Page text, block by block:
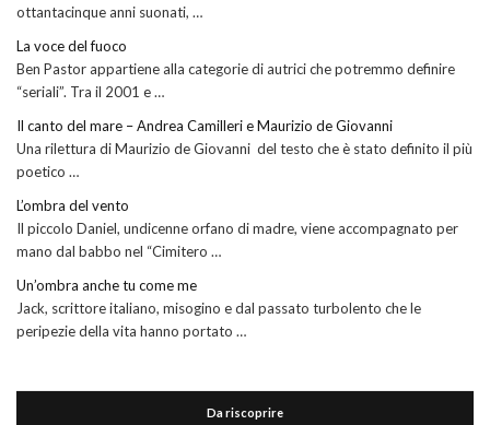
ottantacinque anni suonati, …
La voce del fuoco
Ben Pastor appartiene alla categorie di autrici che potremmo definire
“seriali”. Tra il 2001 e …
Il canto del mare – Andrea Camilleri e Maurizio de Giovanni
Una rilettura di Maurizio de Giovanni del testo che è stato definito il più
poetico …
L’ombra del vento
Il piccolo Daniel, undicenne orfano di madre, viene accompagnato per
mano dal babbo nel “Cimitero …
Un’ombra anche tu come me
Jack, scrittore italiano, misogino e dal passato turbolento che le
peripezie della vita hanno portato …
Da riscoprire